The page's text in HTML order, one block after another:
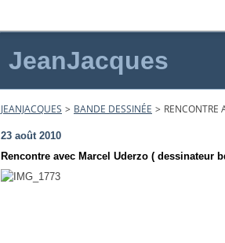
JeanJacques
JEANJACQUES > BANDE DESSINÉE > RENCONTRE
23 août 2010
Rencontre avec Marcel Uderzo ( dessinateur